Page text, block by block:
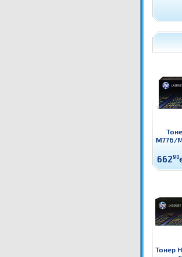
M776/
66290
Тонер